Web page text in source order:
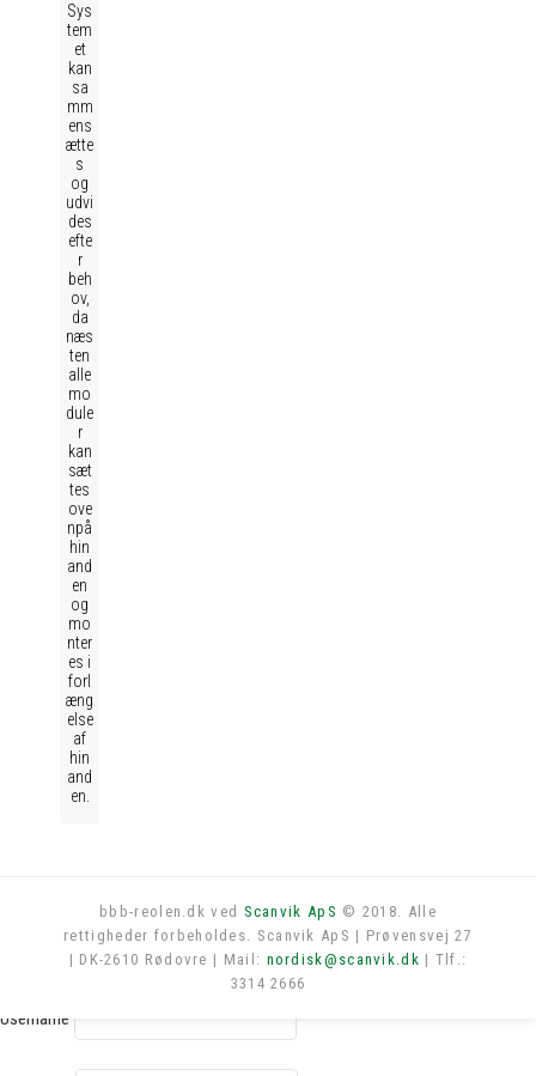
Sys
tem
et
kan
sa
mm
ens
ætte
s
og
udvi
des
efte
r
beh
ov,
da
næs
ten
alle
mo
dule
r
kan
sæt
tes
ove
npå
hin
and
en
og
mo
nter
es i
forl
æng
else
af
hin
and
en.
bbb-reolen.dk ved Scanvik ApS © 2018. Alle
rettigheder forbeholdes. Scanvik ApS | Prøvensvej 27
| DK-2610 Rødovre | Mail: nordisk@scanvik.dk | Tlf.:
3314 2666
Log in
Username